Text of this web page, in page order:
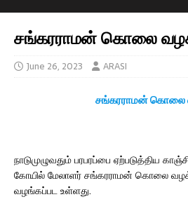
சங்கரராமன் கொலை
June 26, 2023 ARASI
சங்கரராமன் கொலை
நாடுமுழுவதும் பரபரப்பை ஏற்படுத்திய
கோயில் மேலாளர் சங்கரராமன் கொலை
வழங்கப்பட உள்ளது.